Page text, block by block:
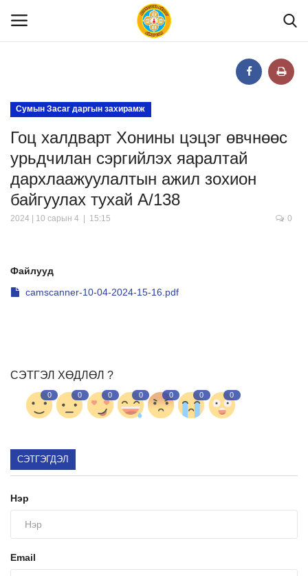
Танилцуулга
МЭДЭЭЛЭЛ
Хууль эрх зүй
Бодлого төлөвлөлт
Сумын Засаг даргын захирамж
Гоц халдварт Хонины цэцэг өвчнөөс
урьдчилан сэргийлэх яаралтай
дархлаажуулалтын ажил зохион
байгуулах тухай А/138
2024 | 10 сарын 4 | 15:15 0
Файлууд
camscanner-10-04-2024-15-16.pdf
СЭТГЭЛ ХӨДЛӨЛ ?
0 0 0 0 0 0 0
СЭТГЭГДЭЛ
Нэр
Email